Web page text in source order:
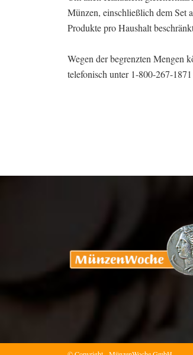
Münzen, einschließlich dem Set
Produkte pro Haushalt
Wegen der begrenzten Mengen
telefonisch unter 1-800-267-